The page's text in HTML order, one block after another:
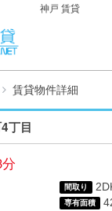
神戸 賃貸
賃貸物件詳細
丁目
間取り
専有面積